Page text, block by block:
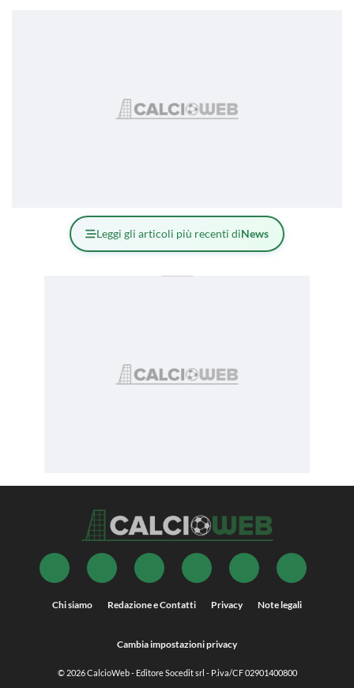
Leggi gli articoli più recenti diNews
Chi siamo Redazione e Contatti Privacy Note legali
Cambia impostazioni privacy
© 2026CalcioWeb- Editore Socedit srl - P.iva/CF 02901400800